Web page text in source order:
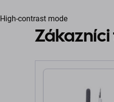
High-contrast mode